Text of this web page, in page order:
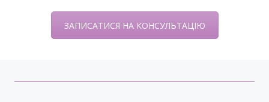
ЗАПИСАТИСЯ НА КОНСУЛЬТАЦІЮ